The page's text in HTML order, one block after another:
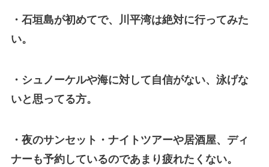
・石垣島が初めてで、川平湾は絶対に行ってみた
い。
・シュノーケルや海に対して自信がない、泳げな
いと思ってる方。
・夜のサンセット・ナイトツアーや居酒屋、ディ
ナーも予約しているのであまり疲れたくない。